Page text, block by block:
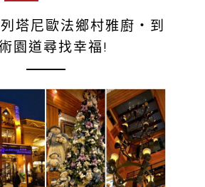
列塔尼歐法鄉村雅廚‧到
園道尋找幸福!